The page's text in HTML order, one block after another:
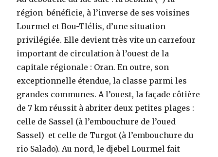
région bénéficie, à l’inverse de ses voisines
Lourmel et Bou-Tlélis, d’une situation
privilégiée. Elle devient très vite un carrefour
important de circulation à l’ouest de la
capitale régionale : Oran. En outre, son
exceptionnelle étendue, la classe parmi les
grandes communes. A l’ouest, la façade côtière
de 7 km réussit à abriter deux petites plages :
celle de Sassel (à l’embouchure de l’oued
Sassel) et celle de Turgot (à l’embouchure du
rio Salado). Au nord, le djebel Lourmel fait